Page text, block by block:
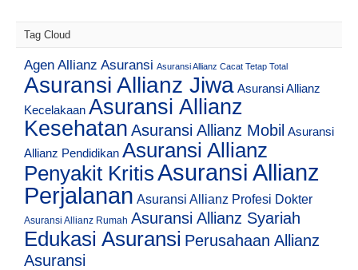
Tag Cloud
Agen Allianz Asuransi Asuransi Allianz Cacat Tetap Total
Asuransi Allianz Jiwa Asuransi Allianz
Kecelakaan Asuransi Allianz
Kesehatan Asuransi Allianz Mobil Asuransi
Allianz Pendidikan Asuransi Allianz
Penyakit Kritis Asuransi Allianz
Perjalanan Asuransi Allianz Profesi Dokter
Asuransi Allianz Rumah Asuransi Allianz Syariah
Edukasi Asuransi Perusahaan Allianz
Asuransi